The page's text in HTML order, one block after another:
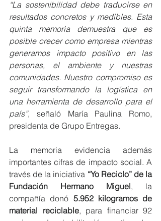
“La sostenibilidad debe traducirse en
resultados concretos y medibles. Esta
quinta memoria demuestra que es
posible crecer como empresa mientras
generamos impacto positivo en las
personas, el ambiente y nuestras
comunidades. Nuestro compromiso es
seguir transformando la logística en
una herramienta de desarrollo para el
país”, señaló María Paulina Romo,
presidenta de Grupo Entregas.
La memoria evidencia además
importantes cifras de impacto social. A
través de la iniciativa “Yo Reciclo” de la
Fundación Hermano Miguel, la
compañía donó 5.952 kilogramos de
material reciclable, para financiar 92